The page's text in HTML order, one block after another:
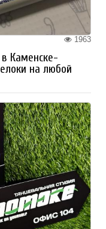
1963
Каменске-
на любой